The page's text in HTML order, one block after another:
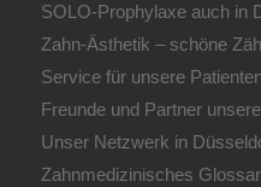
SOLO-Prophylaxe auch in
Zahn-Ästhetik – schöne
Service für unsere
Freunde und Partner
Unser Netzwerk in
Zahnmedizinisches